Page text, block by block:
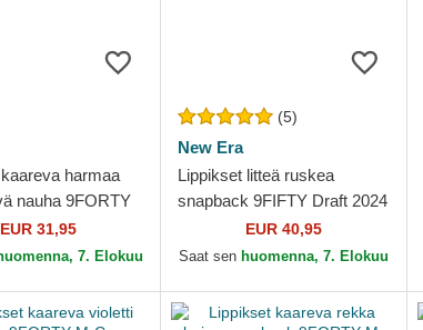
harmaa
nauha 9FORTY
Lakers NBA
EUR 31,95
7. Elokuu
(5)
New Era
Lippikset litteä ruskea
snapback 9FIFTY Draft 2024
Los Angeles Lakers NBA
New Era
EUR 40,95
Saat sen huomenna, 7. Elokuu